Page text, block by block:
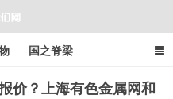
国之脊梁
在线工具箱
价？上海有色金属网和